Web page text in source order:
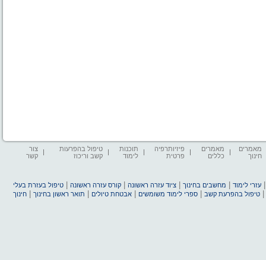
מאמרים
חינוך
מאמרים
כללים
פיזיותרפיה
פרטית
תוכנות
לימוד
טיפול בהפרעות
קשב וריכוז
צור
קשר
עזרי לימוד מחשבים בחינוך |ציוד עזרה ראשונה |קורס עזרה ראשונה |טיפול בעזרת בעלי
|טיפול בהפרעת קשב |ספרי לימוד משומשים |אבטחת טיולים תואר ראשון בחינוך |חינוך